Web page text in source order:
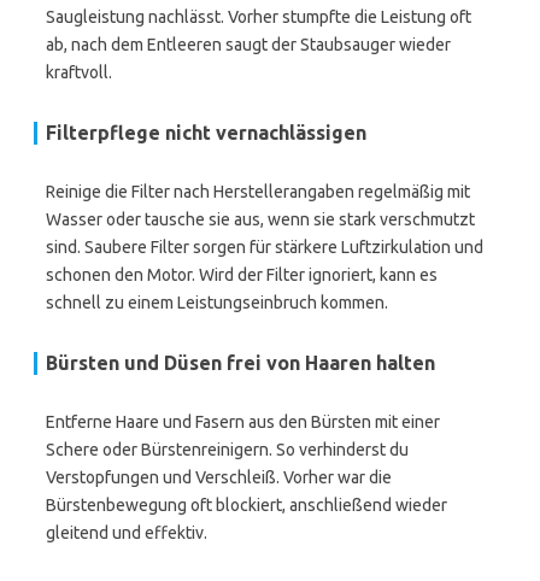
Saugleistung nachlässt. Vorher stumpfte die Leistung oft
ab, nach dem Entleeren saugt der Staubsauger wieder
kraftvoll.
Filterpflege nicht vernachlässigen
Reinige die Filter nach Herstellerangaben regelmäßig mit
Wasser oder tausche sie aus, wenn sie stark verschmutzt
sind. Saubere Filter sorgen für stärkere Luftzirkulation und
schonen den Motor. Wird der Filter ignoriert, kann es
schnell zu einem Leistungseinbruch kommen.
Bürsten und Düsen frei von Haaren halten
Entferne Haare und Fasern aus den Bürsten mit einer
Schere oder Bürstenreinigern. So verhinderst du
Verstopfungen und Verschleiß. Vorher war die
Bürstenbewegung oft blockiert, anschließend wieder
gleitend und effektiv.